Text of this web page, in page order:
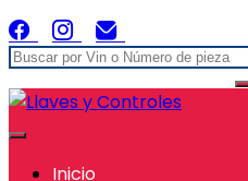
Inicio